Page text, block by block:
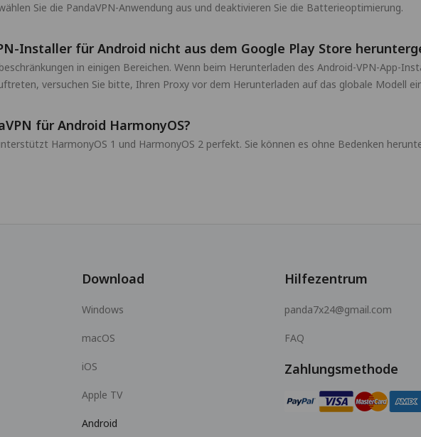
Sie die PandaVPN-Anwendung aus und deaktivieren Sie die Batterieoptimierung.
Installer für Android nicht aus dem Google Play Store
in einigen Bereichen. Wenn beim Herunterladen des Android-VPN-App-
versuchen Sie bitte, Ihren Proxy vor dem Herunterladen auf das globale Modell
für Android HarmonyOS?
HarmonyOS 1 und HarmonyOS 2 perfekt. Sie können es ohne Bedenken
Download
Windows
macOS
iOS
Apple TV
Android
Hilfezentrum
panda7x24@gmail.com
FAQ
Zahlungsmethode